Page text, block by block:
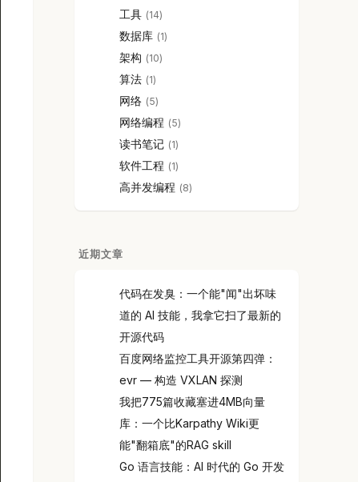
工具 14
数据库 1
架构 10
算法 1
网络 5
网络编程 5
读书笔记 1
软件工程 1
高并发编程 8
近期文章
代码在发臭：一个能"闻"出坏味
道的 AI 技能，我拿它扫了最新的
开源代码
百度网络监控工具开源第四弹：
evr — 构造 VXLAN 探测
我把775篇收藏塞进4MB向量
库：一个比Karpathy Wiki更
能"翻箱底"的RAG skill
Go 语言技能：AI 时代的 Go 开发